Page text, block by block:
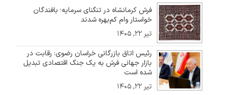
فرش کرمانشاه در تنگنای سرمایه؛ بافندگان
خواستار وام کم‌بهره شدند
تیر ۲۲, ۱۴۰۵
رئیس اتاق بازرگانی خراسان رضوی: رقابت در
بازار جهانی فرش به یک جنگ اقتصادی تبدیل
شده است
تیر ۲۲, ۱۴۰۵